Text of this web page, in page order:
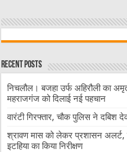
Recent Posts
निचलौल। बजहा उर्फ अहिरौली का
महराजगंज को दिलाई नई पहचान
वारंटी गिरफ्तार, चौक पुलिस ने दबिश
श्रावण मास को लेकर प्रशासन अलर्ट,
इटहिया का किया निरीक्षण